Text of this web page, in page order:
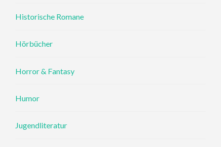
Historische Romane
Hörbücher
Horror & Fantasy
Humor
Jugendliteratur